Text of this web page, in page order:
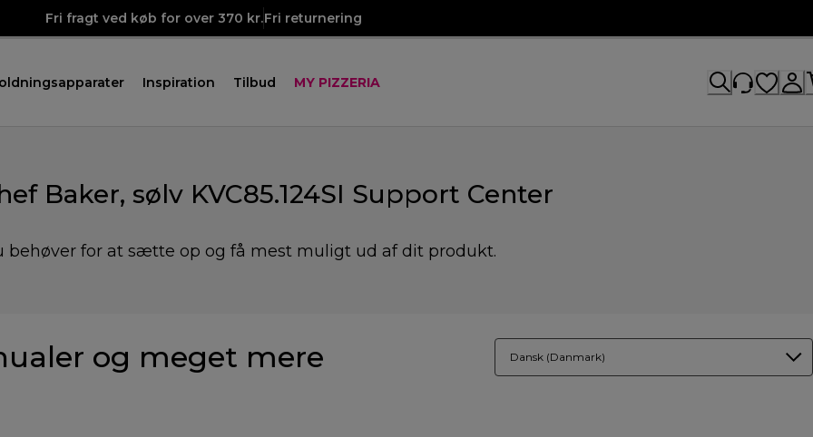
Fri fragt ved køb for over 370 kr.Fri returnering
Inspiration Tilbud MY PIZZERIA
Baker, sølv KVC85.124SI Support Center
behøver for at sætte op og få mest muligt ud af dit produkt.
og meget mere Dansk (Danmark)